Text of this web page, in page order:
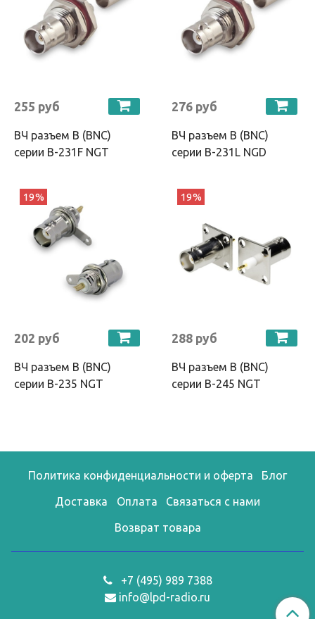
255 руб
ВЧ разъем B (BNC)
серии B-231F NGT
276 руб
ВЧ разъем B (BNC)
серии B-231L NGD
19%
202 руб
ВЧ разъем B (BNC)
серии B-235 NGT
19%
288 руб
ВЧ разъем B (BNC)
серии B-245 NGT
Политика конфиденциальности и оферта Блог
Доставка Оплата Связаться с нами
Возврат товара
+7 (495) 989 7388
info@lpd-radio.ru